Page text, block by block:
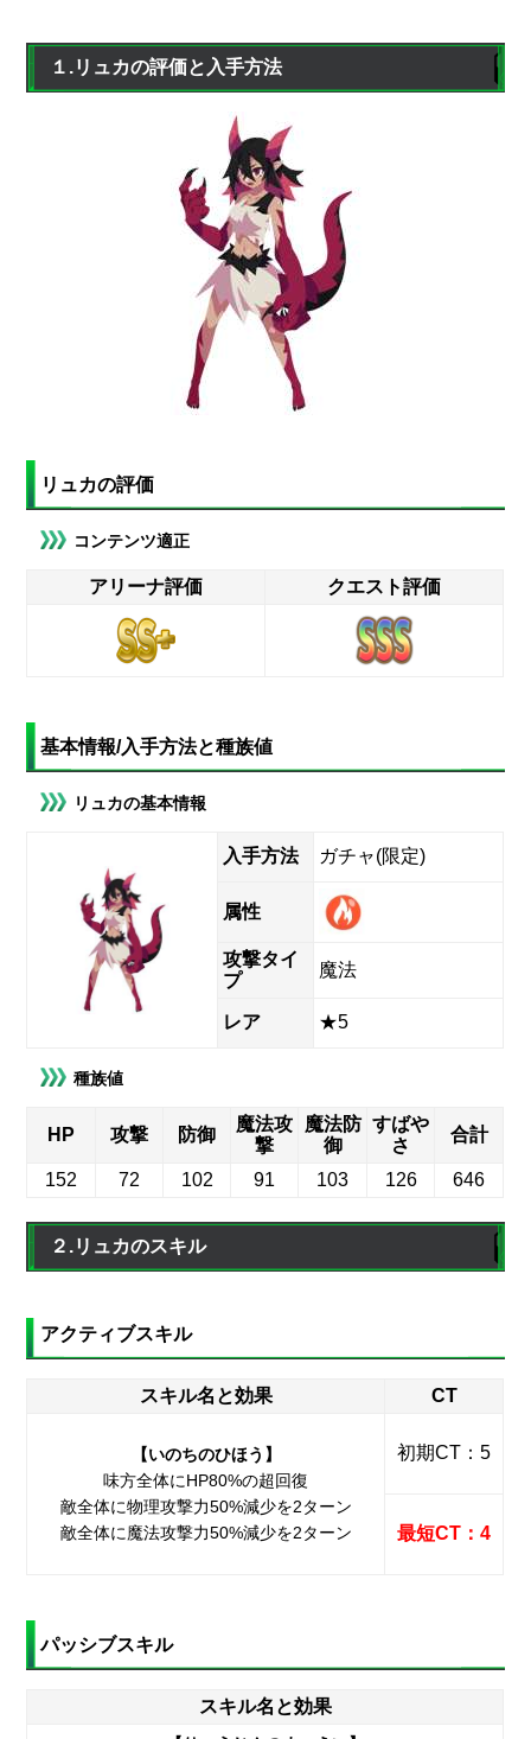
１.リュカの評価と入手方法
リュカの評価
コンテンツ適正
アリーナ評価 クエスト評価
基本情報/入手方法と種族値
リュカの基本情報
入手方法 ガチャ(限定)
属性
攻撃タイ
プ
魔法
レア ★5
種族値
HP 攻撃 防御
魔法攻
撃
魔法防
御
すばや
さ
合計
152 72 102 91 103 126 646
２.リュカのスキル
アクティブスキル
スキル名と効果 CT
【いのちのひほう】
味方全体にHP80%の超回復
敵全体に物理攻撃力50%減少を2ターン
敵全体に魔法攻撃力50%減少を2ターン
初期CT：5
最短CT：4
パッシブスキル
スキル名と効果